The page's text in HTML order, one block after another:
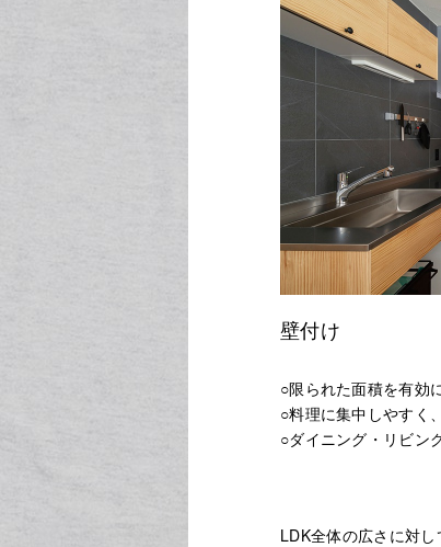
壁付け
○限られた面積を有効
○料理に集中しやすく
○ダイニング・リビン
LDK全体の広さに対